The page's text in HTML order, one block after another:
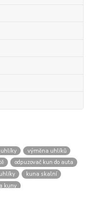
výměna uhlíků
odpuzovač kun do auta
kuna skalní
kuny